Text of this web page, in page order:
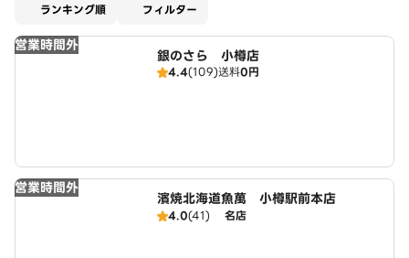
ランキング順 フィルター
営業時間外
銀のさら 小樽店
4.4(109)送料0円
営業時間外
濱焼北海道魚萬 小樽駅前本店
4.0(41) 名店